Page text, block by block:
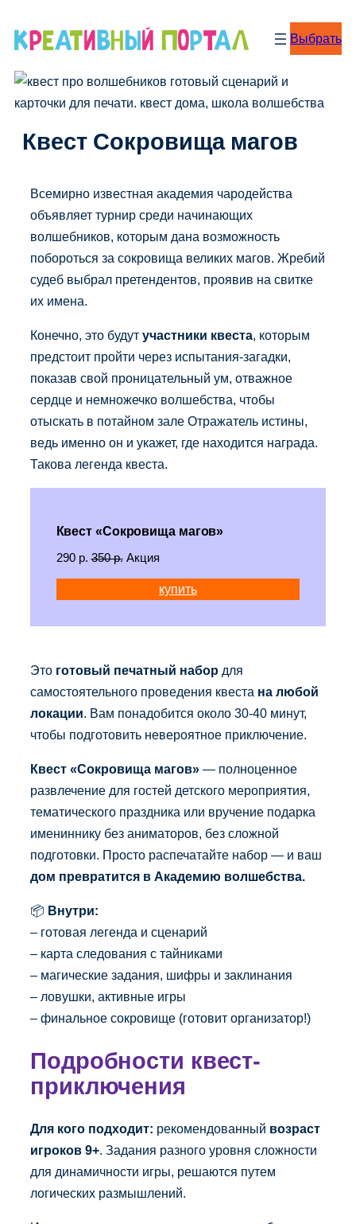
Выбрать
Квест Сокровища магов
Всемирно известная академия чародейства
объявляет турнир среди начинающих
волшебников, которым дана возможность
побороться за сокровища великих магов. Жребий
судеб выбрал претендентов, проявив на свитке
их имена.
Конечно, это будут участники квеста, которым
предстоит пройти через испытания-загадки,
показав свой проницательный ум, отважное
сердце и немножечко волшебства, чтобы
отыскать в потайном зале Отражатель истины,
ведь именно он и укажет, где находится награда.
Такова легенда квеста.
Квест «Сокровища магов»
290 р.350 р.Акция
купить
Это готовый печатный набор для
самостоятельного проведения квеста на любой
локации. Вам понадобится около 30-40 минут,
чтобы подготовить невероятное приключение.
Квест «Сокровища магов» — полноценное
развлечение для гостей детского мероприятия,
тематического праздника или вручение подарка
имениннику без аниматоров, без сложной
подготовки. Просто распечатайте набор — и ваш
дом превратится в Академию волшебства.
📦 Внутри:
– готовая легенда и сценарий
– карта следования с тайниками
– магические задания, шифры и заклинания
– ловушки, активные игры
– финальное сокровище (готовит организатор!)
Подробности квест-
приключения
Для кого подходит: рекомендованный возраст
игроков 9+. Задания разного уровня сложности
для динамичности игры, решаются путем
логических размышлений.